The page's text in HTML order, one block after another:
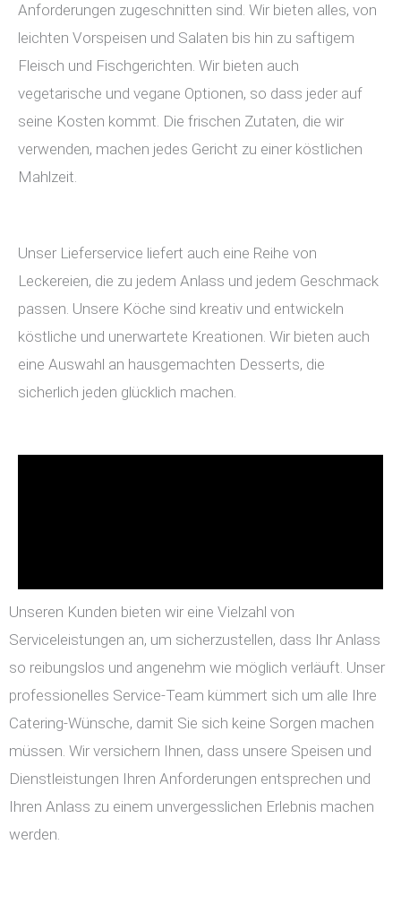
Anforderungen zugeschnitten sind. Wir bieten alles, von
leichten Vorspeisen und Salaten bis hin zu saftigem
Fleisch und Fischgerichten. Wir bieten auch
vegetarische und vegane Optionen, so dass jeder auf
seine Kosten kommt. Die frischen Zutaten, die wir
verwenden, machen jedes Gericht zu einer köstlichen
Mahlzeit.
Unser Lieferservice liefert auch eine Reihe von
Leckereien, die zu jedem Anlass und jedem Geschmack
passen. Unsere Köche sind kreativ und entwickeln
köstliche und unerwartete Kreationen. Wir bieten auch
eine Auswahl an hausgemachten Desserts, die
sicherlich jeden glücklich machen.
Unseren Kunden bieten wir eine Vielzahl von
Serviceleistungen an, um sicherzustellen, dass Ihr Anlass
so reibungslos und angenehm wie möglich verläuft. Unser
professionelles Service-Team kümmert sich um alle Ihre
Catering-Wünsche, damit Sie sich keine Sorgen machen
müssen. Wir versichern Ihnen, dass unsere Speisen und
Dienstleistungen Ihren Anforderungen entsprechen und
Ihren Anlass zu einem unvergesslichen Erlebnis machen
werden.